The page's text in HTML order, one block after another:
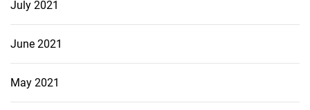
July 2021
June 2021
May 2021